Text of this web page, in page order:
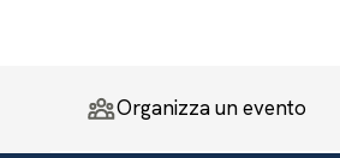
Organizza un evento